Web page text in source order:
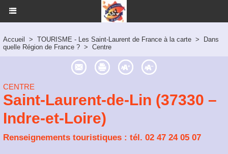
Accueil > TOURISME - Les Saint-Laurent de France à la carte >
Dans
quelle Région de France ? > Centre
CENTRE
Saint-Laurent-de-Lin (37330 –
Indre-et-Loire)
Renseignements touristiques : tél. 02 47 24 05 07